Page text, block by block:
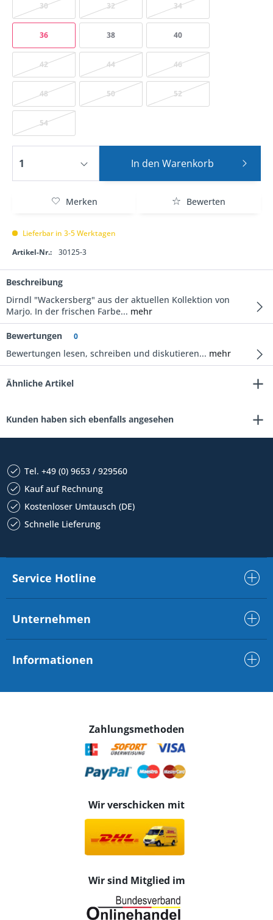
30 32 34
36 38 40
42 44 46
48 50 52
54
In den Warenkorb
Merken Bewerten
Lieferbar in 3-5 Werktagen
Artikel-Nr.:
30125-3
Beschreibung
Dirndl "Wackersberg" aus der aktuellen Kollektion von
Marjo. In der frischen Farbe... mehr
Bewertungen 0
Bewertungen lesen, schreiben und diskutieren... mehr
Ähnliche Artikel
Kunden haben sich ebenfalls angesehen
Tel. +49 (0) 9653 / 929560
Kauf auf Rechnung
Kostenloser Umtausch (DE)
Schnelle Lieferung
Service Hotline
Unternehmen
Informationen
Zahlungsmethoden
Wir verschicken mit
Wir sind Mitglied im